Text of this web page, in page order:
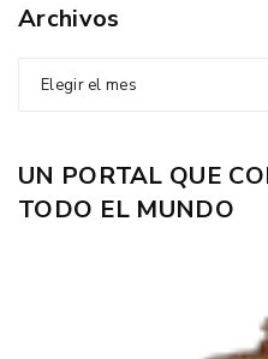
Archivos
Elegir el mes
UN PORTAL QUE
TODO EL MUNDO